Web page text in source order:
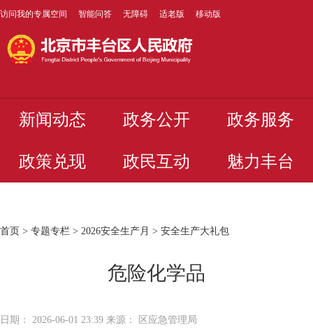
访问我的专属空间 智能问答 无障碍 适老版 移动版
新闻动态 政务公开 政务服务
政策兑现 政民互动 魅力丰台
首页 > 专题专栏 > 2026安全生产月 > 安全生产大礼包
危险化学品
日期： 2026-06-01 23:39 来源： 区应急管理局